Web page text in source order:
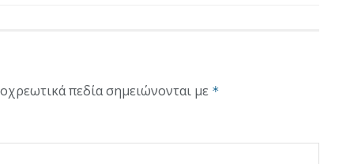
πεδία σημειώνονται με *